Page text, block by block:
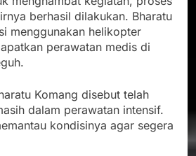
berhasil dilakukan. Bharatu
menggunakan helikopter
perawatan medis di
Komang disebut telah
dalam perawatan intensif.
kondisinya agar segera